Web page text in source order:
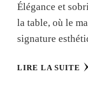
Élégance et
la table, où le
signature
LIRE LA SUITE